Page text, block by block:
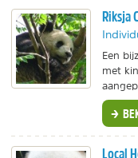
Riksja
Een
met
Local